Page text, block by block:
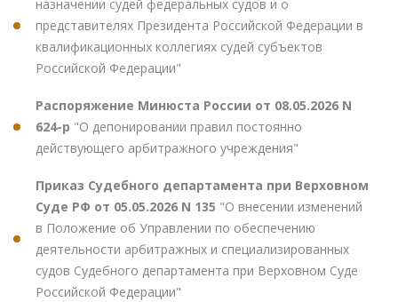
назначении судей федеральных судов и о
представителях Президента Российской Федерации в
квалификационных коллегиях судей субъектов
Российской Федерации"
Распоряжение Минюста России от 08.05.2026 N
624-р "О депонировании правил постоянно
действующего арбитражного учреждения"
Приказ Судебного департамента при Верховном
Суде РФ от 05.05.2026 N 135 "О внесении изменений
в Положение об Управлении по обеспечению
деятельности арбитражных и специализированных
судов Судебного департамента при Верховном Суде
Российской Федерации"